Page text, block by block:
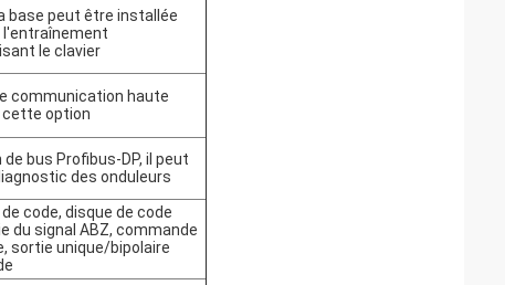
base peut être installée
l'entraînement
le clavier
communication haute
cette option
bus Profibus-DP, il peut
des onduleurs
code, disque de code
du signal ABZ, commande
sortie unique/bipolaire